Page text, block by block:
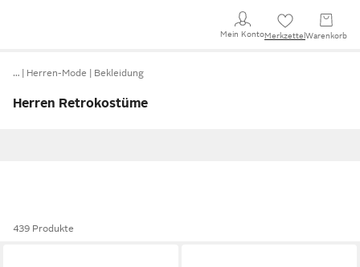
Mein KontoMerkzettel Warenkorb
… Herren-Mode Bekleidung
Herren Retrokostüme
439 Produkte